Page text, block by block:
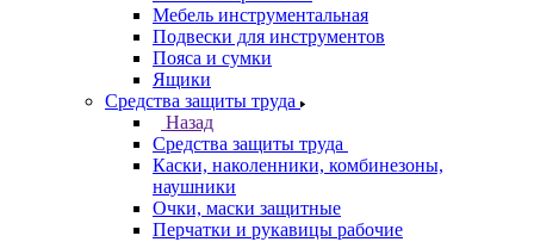
Мебель инструментальная
Подвески для инструментов
Пояса и сумки
Ящики
Средства защиты труда
Назад
Средства защиты труда
Каски, наколенники, комбинезоны,
наушники
Очки, маски защитные
Перчатки и рукавицы рабочие